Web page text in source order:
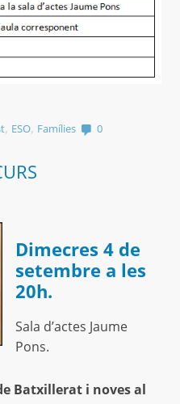
, ESO, Famílies 0
Dimecres 4 de
setembre a les
20h.
Sala d’actes Jaume
Pons.
Batxillerat i noves al